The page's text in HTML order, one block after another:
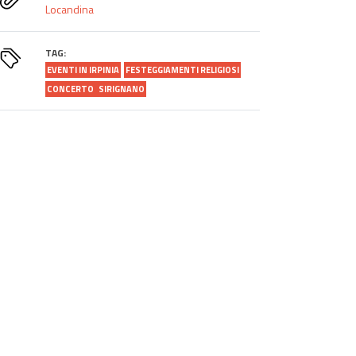
Locandina
TAG:
EVENTI IN IRPINIA FESTEGGIAMENTI RELIGIOSI
CONCERTO SIRIGNANO